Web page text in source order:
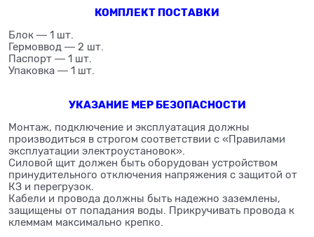
КОМПЛЕКТ ПОСТАВКИ
Блок ― 1 шт.
Гермоввод ― 2 шт.
Паспорт ― 1 шт.
Упаковка ― 1 шт.
УКАЗАНИЕ МЕР БЕЗОПАСНОСТИ
Монтаж, подключение и эксплуатация должны
производиться в строгом соответствии с «Правилами
эксплуатации электроустановок».
Силовой щит должен быть оборудован устройством
принудительного отключения напряжения с защитой от
КЗ и перегрузок.
Кабели и провода должны быть надежно заземлены,
защищены от попадания воды. Прикручивать провода к
клеммам максимально крепко.